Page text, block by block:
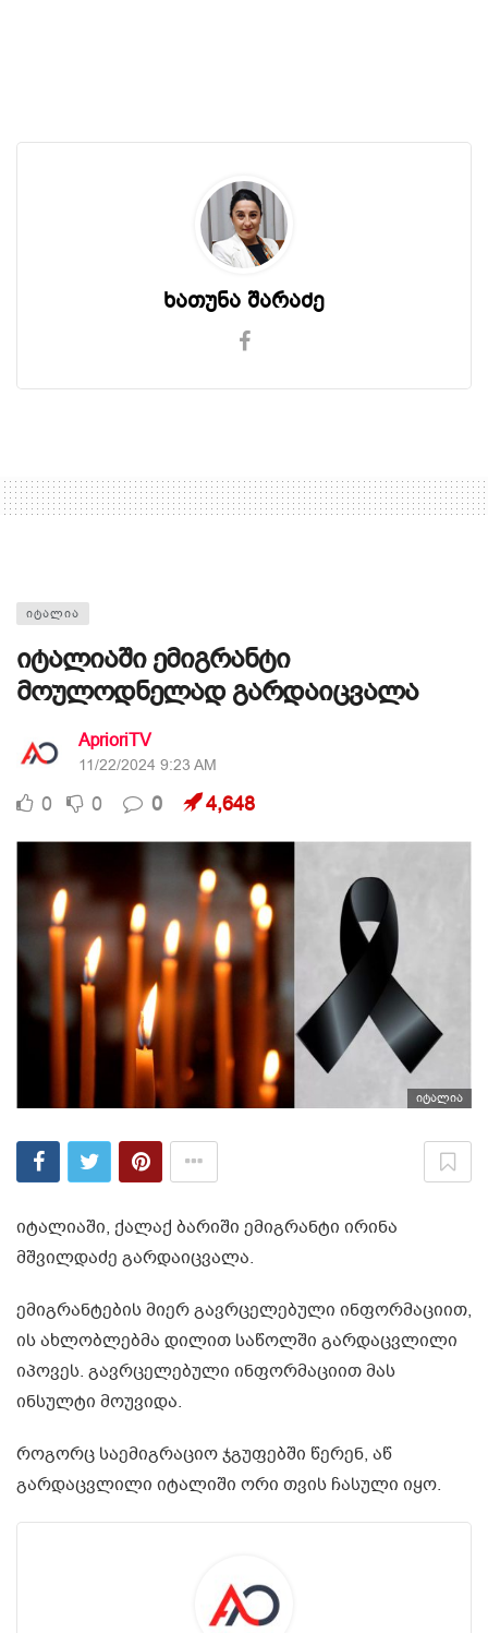
ხათუნა შარაძე
ᲘᲢᲐᲚᲘᲐ
იტალიაში ემიგრანტი
მოულოდნელად გარდაიცვალა
AprioriTV
11/22/2024 9:23 AM
0 0 0 4,648
იტალია
იტალიაში, ქალაქ ბარიში ემიგრანტი ირინა
მშვილდაძე გარდაიცვალა.
ემიგრანტების მიერ გავრცელებული ინფორმაციით,
ის ახლობლებმა დილით საწოლში გარდაცვლილი
იპოვეს. გავრცელებული ინფორმაციით მას
ინსულტი მოუვიდა.
როგორც საემიგრაციო ჯგუფებში წერენ, აწ
გარდაცვლილი იტალიში ორი თვის ჩასული იყო.